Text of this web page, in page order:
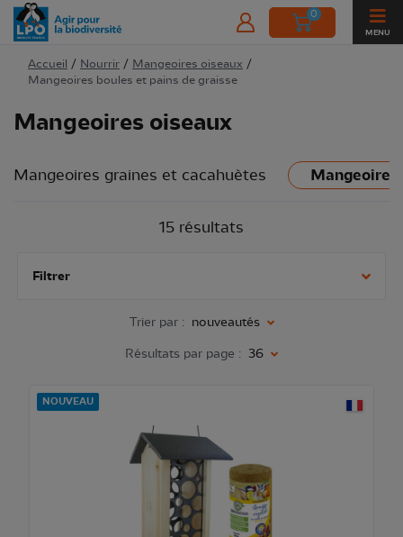
0
MENU
Accueil / Nourrir / Mangeoires oiseaux /
Mangeoires boules et pains de graisse
Mangeoires oiseaux
Mangeoires graines et cacahuètes Mangeoires
15 résultats
Filtrer
Trier par : nouveautés
Résultats par page : 36
NOUVEAU